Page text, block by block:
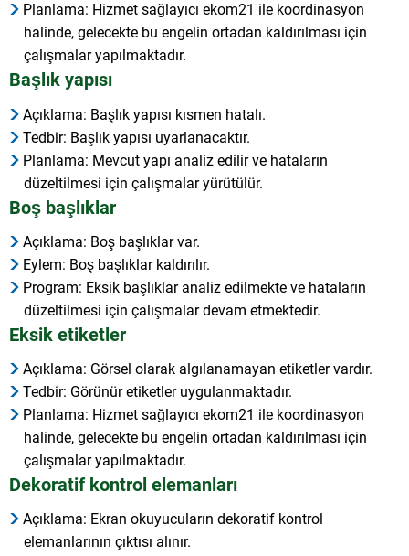
Planlama: Hizmet sağlayıcı ekom21 ile koordinasyon
halinde, gelecekte bu engelin ortadan kaldırılması için
çalışmalar yapılmaktadır.
Başlık yapısı
Açıklama: Başlık yapısı kısmen hatalı.
Tedbir: Başlık yapısı uyarlanacaktır.
Planlama: Mevcut yapı analiz edilir ve hataların
düzeltilmesi için çalışmalar yürütülür.
Boş başlıklar
Açıklama: Boş başlıklar var.
Eylem: Boş başlıklar kaldırılır.
Program: Eksik başlıklar analiz edilmekte ve hataların
düzeltilmesi için çalışmalar devam etmektedir.
Eksik etiketler
Açıklama: Görsel olarak algılanamayan etiketler vardır.
Tedbir: Görünür etiketler uygulanmaktadır.
Planlama: Hizmet sağlayıcı ekom21 ile koordinasyon
halinde, gelecekte bu engelin ortadan kaldırılması için
çalışmalar yapılmaktadır.
Dekoratif kontrol elemanları
Açıklama: Ekran okuyucuların dekoratif kontrol
elemanlarının çıktısı alınır.